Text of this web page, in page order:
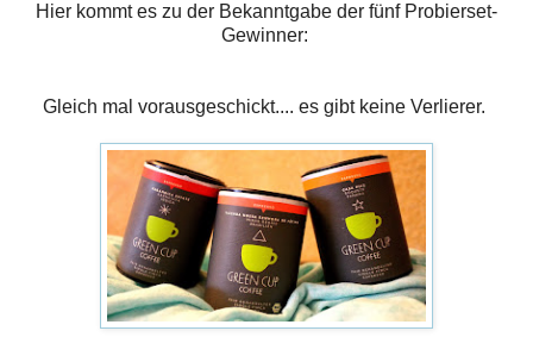
Hier kommt es zu der Bekanntgabe der fünf Probierset-
Gewinner:
Gleich mal vorausgeschickt.... es gibt keine Verlierer.